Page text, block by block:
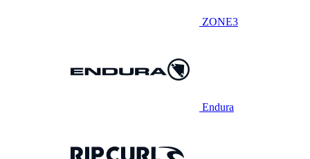
ZONE3
Endura